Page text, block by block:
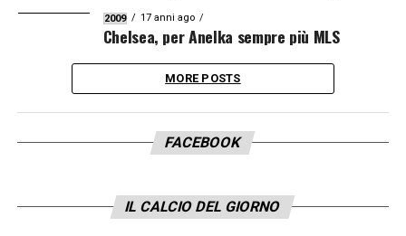
2009 17 anni ago
Chelsea, per Anelka sempre più MLS
MORE POSTS
FACEBOOK
IL CALCIO DEL GIORNO